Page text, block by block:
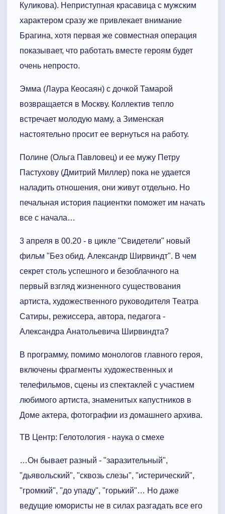
Куликова). Неприступная красавица с мужским
характером сразу же привлекает внимание
Брагина, хотя первая же совместная операция
показывает, что работать вместе героям будет
очень непросто.
Эмма (Лаура Кеосаян) с дочкой Тамарой
возвращается в Москву. Коллектив тепло
встречает молодую маму, а Зименская
настоятельно просит ее вернуться на работу.
Полине (Ольга Павловец) и ее мужу Петру
Пастухову (Дмитрий Миллер) пока не удается
наладить отношения, они живут отдельно. Но
печальная история пациентки поможет им начать
все с начала…
3 апреля в 00.20 - в цикле "Свидетели" новый
фильм "Без обид. Александр Ширвиндт". В чем
секрет столь успешного и безоблачного на
первый взгляд жизненного существования
артиста, художественного руководителя Театра
Сатиры, режиссера, автора, педагога -
Александра Анатольевича Ширвиндта?
В программу, помимо монологов главного героя,
включены фрагменты художественных и
телефильмов, сцены из спектаклей с участием
любимого артиста, знаменитых капустников в
Доме актера, фотографии из домашнего архива.
ТВ Центр: Гелотология - наука о смехе
…Он бывает разный - "заразительный",
"дьявольский", "сквозь слезы", "истерический",
"громкий", "до упаду", "горький"… Но даже
ведущие юмористы не в силах разгадать все его